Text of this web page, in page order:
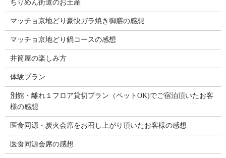
ちりめん街道のお土産
マッチョ京地どり豪快ガラ焼き御膳の感想
マッチョ京地どり鍋コースの感想
井筒屋の楽しみ方
体験プラン
別館・離れ１フロア貸切プラン（ペットOK)でご宿泊頂いたお客
様の感想
医食同源・炭火会席をお召し上がり頂いたお客様の感想
医食同源会席の感想